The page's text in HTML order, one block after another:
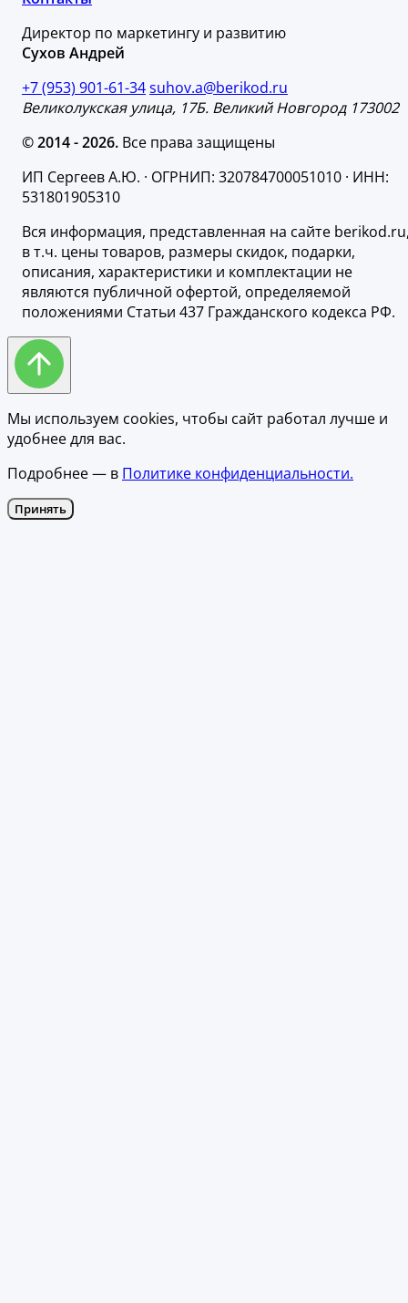
Директор по маркетингу и развитию
Сухов Андрей
+7 (953) 901-61-34suhov.a@berikod.ru
Великолукская улица, 17Б. Великий Новгород 173002
© 2014 - 2026. Все права защищены
ИП Сергеев А.Ю. · ОГРНИП: 320784700051010 · ИНН:
531801905310
Вся информация, представленная на сайте
в т.ч. цены товаров, размеры скидок, подарки,
описания, характеристики и комплектации не
являются публичной офертой, определяемой
положениями Статьи 437 Гражданского кодекса РФ.
Мы используем cookies, чтобы сайт работал лучше и
удобнее для вас.
Подробнее — в Политике конфиденциальности.
Принять